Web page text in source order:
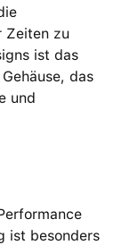
Zeiten zu
ist das
das
und
ist besonders